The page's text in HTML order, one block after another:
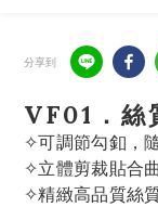
分享到
VF01．絲
✧可調節勾釦，
✧立體剪裁貼合
✧精緻高品質絲